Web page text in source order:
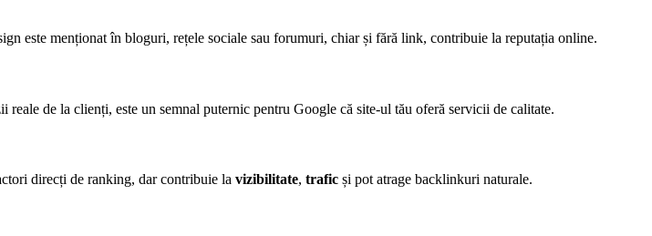
este menționat în bloguri, rețele sociale sau forumuri, chiar și fără link, contribuie la reputația online.
de la clienți, este un semnal puternic pentru Google că site-ul tău oferă servicii de calitate.
direcți de ranking, dar contribuie la vizibilitate, trafic și pot atrage backlinkuri naturale.